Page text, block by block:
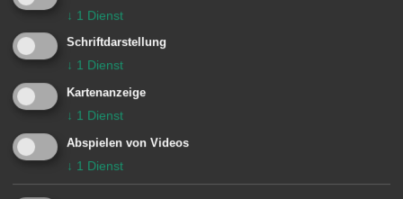
Stärkung mit Kaffee und Kuchen.
Das Rollator-Training ist kostenlos, die
Teilnehmerzahl ist auf 15 Personen
begrenzt. Anmeldungen nimmt die
Geschäftsstelle in Ebnat, Tel.
07367/96170 entgegen.
↓ 1 Dienst
Schriftdarstellung
↓ 1 Dienst
Kartenanzeige
↓ 1 Dienst
Abspielen von Videos
↓ 1 Dienst